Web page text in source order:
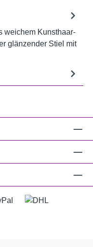
weichem Kunsthaar-
glänzender Stiel mit